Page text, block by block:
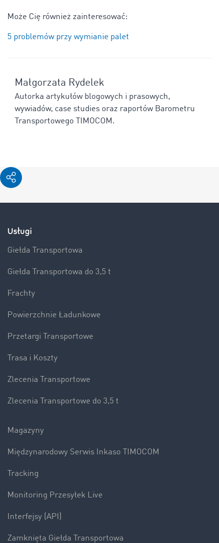
Może Cię również zainteresować:
5 problemów przy wymianie palet
Małgorzata Rydelek
Autorka artykułów blogowych i prasowych,
wywiadów, case studies oraz raportów Barometru
Transportowego TIMOCOM.
Usługi
Giełda Transportowa
Giełda Transportowa do 3,5 t
Frachty
Powierzchnie Ładunkowe
Przetargi Transportowe
Trasa i Koszty
Zlecenia Transportowe
Zlecenia Transportowe do 3,5 t
Magazyny
Międzynarodowy Serwis Inkaso TIMOCOM
Tracking
Monitoring Przesyłek Live
Interfejsy (API)
Zamknięta Giełda Transportowa